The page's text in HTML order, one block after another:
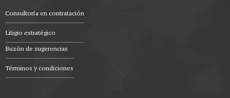
Consultoría en contratación
Litigio estratégico
Buzón de sugerencias
Términos y condiciones